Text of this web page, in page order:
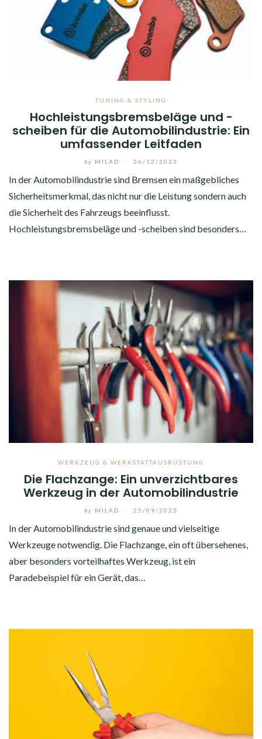
TUNING & STYLING
Hochleistungsbremsbeläge und -
scheiben für die Automobilindustrie: Ein
umfassender Leitfaden
by MILAD 26/12/2023
In der Automobilindustrie sind Bremsen ein maßgebliches
Sicherheitsmerkmal, das nicht nur die Leistung sondern auch
die Sicherheit des Fahrzeugs beeinflusst.
Hochleistungsbremsbeläge und -scheiben sind besonders…
WERKZEUG & WERKSTATTAUSRÜSTUNG
Die Flachzange: Ein unverzichtbares
Werkzeug in der Automobilindustrie
by MILAD 25/09/2023
In der Automobilindustrie sind genaue und vielseitige
Werkzeuge notwendig. Die Flachzange, ein oft übersehenes,
aber besonders vorteilhaftes Werkzeug, ist ein
Paradebeispiel für ein Gerät, das…